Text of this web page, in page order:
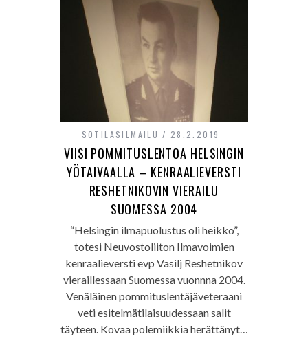
SOTILASILMAILU 28.2.2019
VIISI POMMITUSLENTOA HELSINGIN
YÖTAIVAALLA – KENRAALIEVERSTI
RESHETNIKOVIN VIERAILU
SUOMESSA 2004
“Helsingin ilmapuolustus oli heikko”,
totesi Neuvostoliiton Ilmavoimien
kenraalieversti evp Vasilj Reshetnikov
vieraillessaan Suomessa vuonnna 2004.
Venäläinen pommituslentäjäveteraani
veti esitelmätilaisuudessaan salit
täyteen. Kovaa polemiikkia herättänyt…